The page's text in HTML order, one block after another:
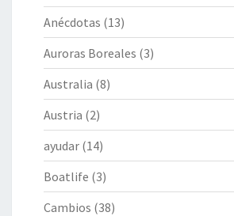
Anécdotas (13)
Auroras Boreales (3)
Australia (8)
Austria (2)
ayudar (14)
Boatlife (3)
Cambios (38)